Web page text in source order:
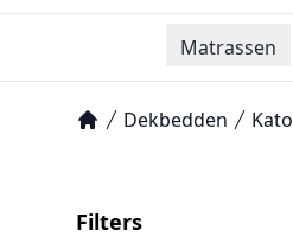
Matrassen
Dekbedden
Filters